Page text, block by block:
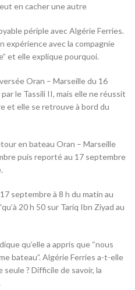
en cacher une autre
périple avec Algérie Ferries.
expérience avec la compagnie
et elle explique pourquoi.
Oran – Marseille du 16
le Tassili II, mais elle ne réussit
et elle se retrouve à bord du
en bateau Oran – Marseille
puis reporté au 17 septembre
septembre à 8 h du matin au
20 h 50 sur Tariq Ibn Ziyad au
qu’elle a appris que “nous
bateau”. Algérie Ferries a-t-elle
? Difficile de savoir, la